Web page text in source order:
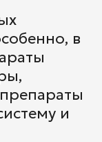
в
и